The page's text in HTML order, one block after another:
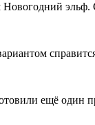
ещё один